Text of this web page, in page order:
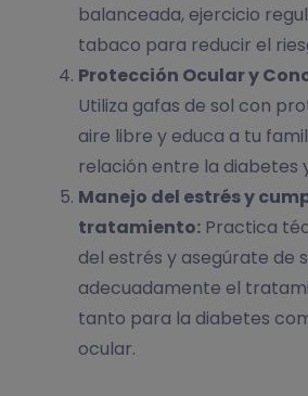
balanceada, ejercicio
tabaco para reducir el
Protección Ocular y
Utiliza gafas de sol con
aire libre y educa a tu
relación entre la diabetes
Manejo del estrés y
tratamiento: Practica
del estrés y asegúrate de
adecuadamente el
tanto para la diabetes
ocular.